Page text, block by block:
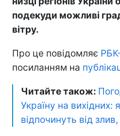
подекуди можливі
вітру.
Про це повідомляє
посиланням на
Читайте також:
Україну на вихідних:
відпочинуть від